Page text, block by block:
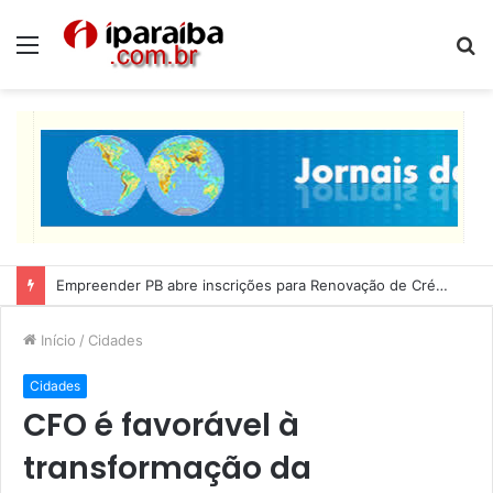
Menu
Lucas Ribeiro inspeciona obras da última etapa do Centro de Convenções
Início / Cidades
Cidades
CFO é favorável à
transformação da